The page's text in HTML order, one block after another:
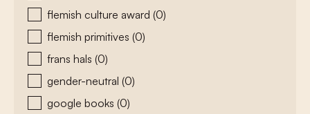
flemish culture award (0)
flemish primitives (0)
frans hals (0)
gender-neutral (0)
google books (0)